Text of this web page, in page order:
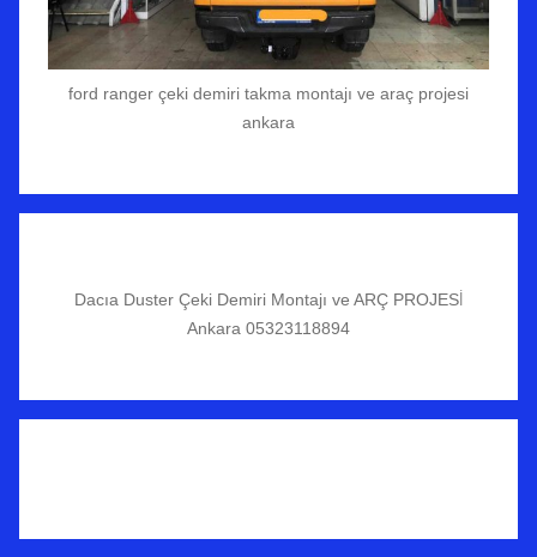
ford ranger çeki demiri takma montajı ve araç projesi
ankara
Dacıa Duster Çeki Demiri Montajı ve ARÇ PROJESİ
Ankara 05323118894